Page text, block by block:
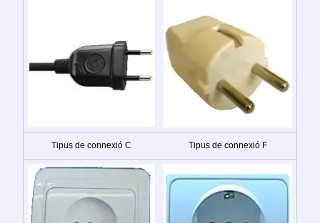
Tipus de connexió C Tipus de connexió F